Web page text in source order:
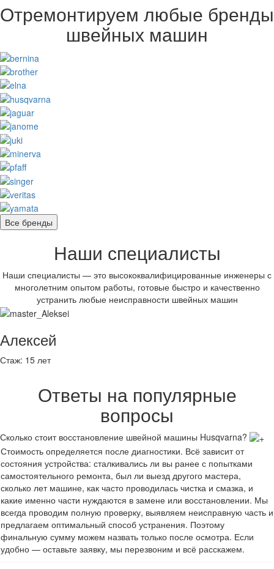
Отремонтируем любые бренды
швейных машин
Все бренды
Наши специалисты
Наши специалисты — это высококвалифицированные инженеры с
многолетним опытом работы, готовые быстро и качественно
устранить любые неисправности швейных машин
Алексей
Стаж: 15 лет
Ответы на популярные
вопросы
Сколько стоит восстановление швейной машины Husqvarna?
Стоимость определяется после диагностики. Всё зависит от
состояния устройства: сталкивались ли вы ранее с попытками
самостоятельного ремонта, был ли выезд другого мастера,
сколько лет машине, как часто проводилась чистка и смазка, и
какие именно части нуждаются в замене или восстановлении. Мы
всегда проводим полную проверку, выявляем неисправную часть и
предлагаем оптимальный способ устранения. Поэтому
финальную сумму можем назвать только после осмотра. Если
удобно — оставьте заявку, мы перезвоним и всё расскажем.